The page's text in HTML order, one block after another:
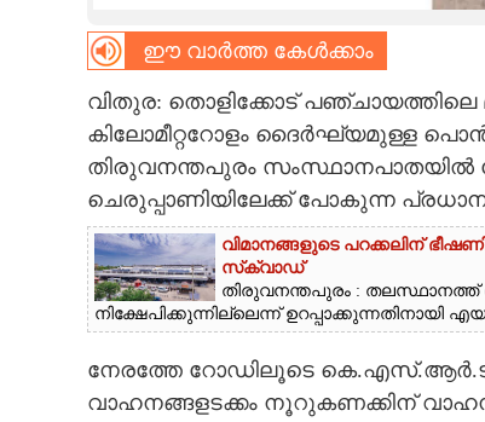
CARTOONS
LITERATURE
CONTACT US
ഈ വാർത്ത കേൾക്കാം
വിതുര: തൊളിക്കോട്
കിലോമീറ്ററോളം ദൈർഘ്യമുള്ള
തിരുവനന്തപുരം സംസ്ഥാനപാതയിൽ
ചെരുപ്പാണിയിലേക്ക് പോകുന്ന
വിമാനങ്ങളുടെ പറക്കലിന്
സ്‌ക്വാഡ്
തിരുവനന്തപുരം : തലസ്ഥാനത്ത്
നിക്ഷേപിക്കുന്നില്ലെന്ന് ഉറപ്പാക്കുന്നതിനായി
നേരത്തേ റോഡിലൂടെ
വാഹനങ്ങളടക്കം നൂറുകണക്കിന്